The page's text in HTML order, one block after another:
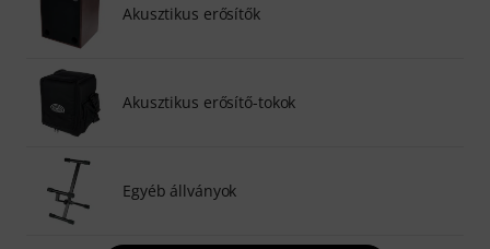
Akusztikus erősítők
Akusztikus erősítő-tokok
Egyéb állványok